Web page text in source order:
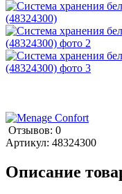
Отзывов: 0
Артикул: 48324300
Описание